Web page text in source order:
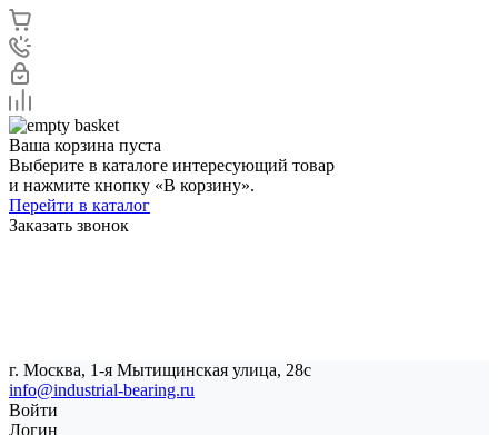
Ваша корзина пуста
Выберите в каталоге интересующий товар
и нажмите кнопку «В корзину».
Перейти в каталог
Заказать звонок
г. Москва, 1-я Мытищинская улица, 28с
info@industrial-bearing.ru
Войти
Логин